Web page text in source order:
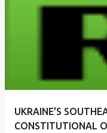
UKRAINE'S
CONSTITUTIONAL